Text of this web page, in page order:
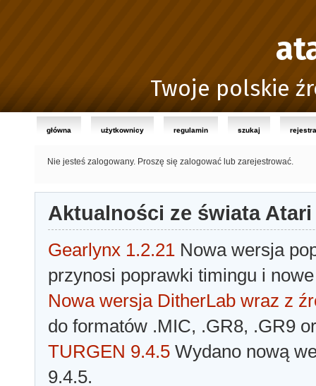
Twoje polskie
główna użytkownicy regulamin szukaj
Nie jesteś zalogowany. Proszę się zalogować lub zarejestrować.
Aktualności ze świata Atari
Gearlynx 1.2.21 Nowa wersja
przynosi poprawki timingu i
Nowa wersja DitherLab wraz z
do formatów .MIC, .GR8, .GR9
TURGEN 9.4.5 Wydano nową
9.4.5.